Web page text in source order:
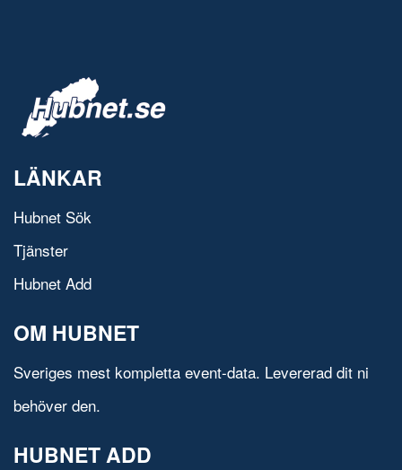
LÄNKAR
Hubnet Sök
Tjänster
Hubnet Add
OM HUBNET
Sveriges mest kompletta event-data. Levererad dit ni
behöver den.
HUBNET ADD